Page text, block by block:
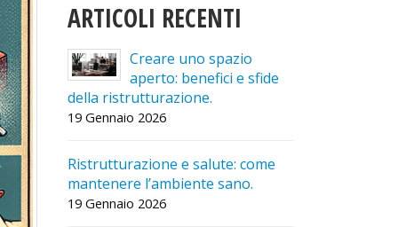
ARTICOLI RECENTI
Creare uno spazio
aperto: benefici e sfide
della ristrutturazione.
19 Gennaio 2026
Ristrutturazione e salute: come
mantenere l’ambiente sano.
19 Gennaio 2026